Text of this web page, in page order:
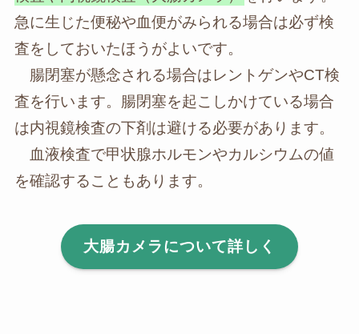
急に生じた便秘や血便がみられる場合は必ず検
査をしておいたほうがよいです。
腸閉塞が懸念される場合はレントゲンやCT検
査を行います。腸閉塞を起こしかけている場合
は内視鏡検査の下剤は避ける必要があります。
血液検査で甲状腺ホルモンやカルシウムの値
を確認することもあります。
大腸カメラについて詳しく